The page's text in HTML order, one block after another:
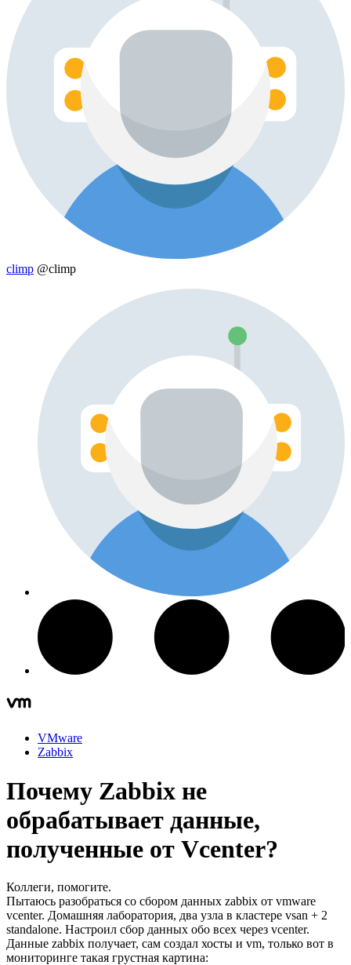
climp @climp
VMware
Zabbix
Почему Zabbix не
обрабатывает данные,
полученные от Vcenter?
Коллеги, помогите.
Пытаюсь разобраться со сбором данных zabbix от vmware
vcenter. Домашняя лаборатория, два узла в кластере vsan + 2
standalone. Настроил сбор данных обо всех через vcenter.
Данные zabbix получает, сам создал хосты и vm, только вот в
мониторинге такая грустная картина: